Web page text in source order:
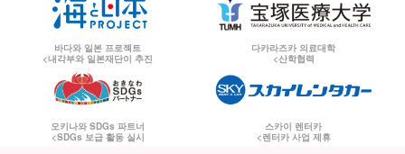
바다와 일본 프로젝트
<내각부와 일본재단이 추진
다카라즈카 의료대학
<산학협력
오키나와 SDGs 파트너
<SDGs 보급 활동 실시
스카이 렌터카
<렌터카 사업 제휴